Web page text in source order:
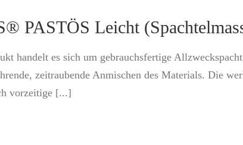
PASTÖS Leicht
handelt es sich um gebrauchsfertige
zeitraubende Anmischen des Materials. Die
vorzeitige [...]